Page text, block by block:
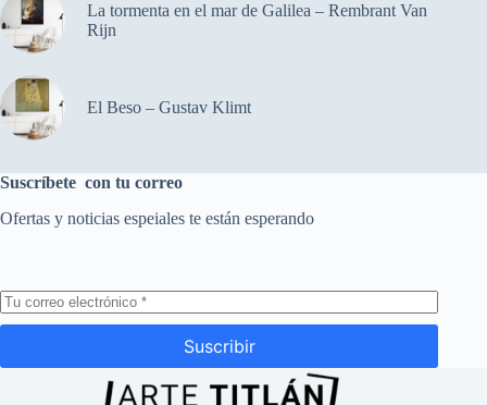
La tormenta en el mar de Galilea – Rembrant Van
Rijn
El Beso – Gustav Klimt
Suscríbete con tu correo
Ofertas y noticias espeiales te están esperando
Suscribir